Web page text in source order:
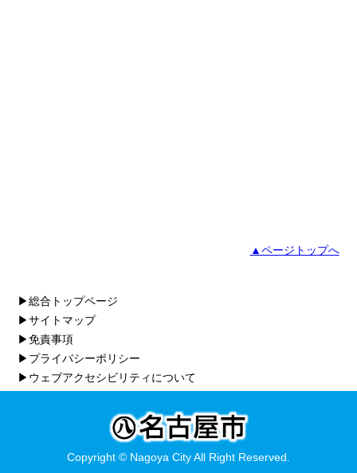
▲ページトップへ
▶総合トップページ
▶サイトマップ
▶免責事項
▶プライバシーポリシー
▶ウェブアクセシビリティについて
Copyright © Nagoya City All Right Reserved.